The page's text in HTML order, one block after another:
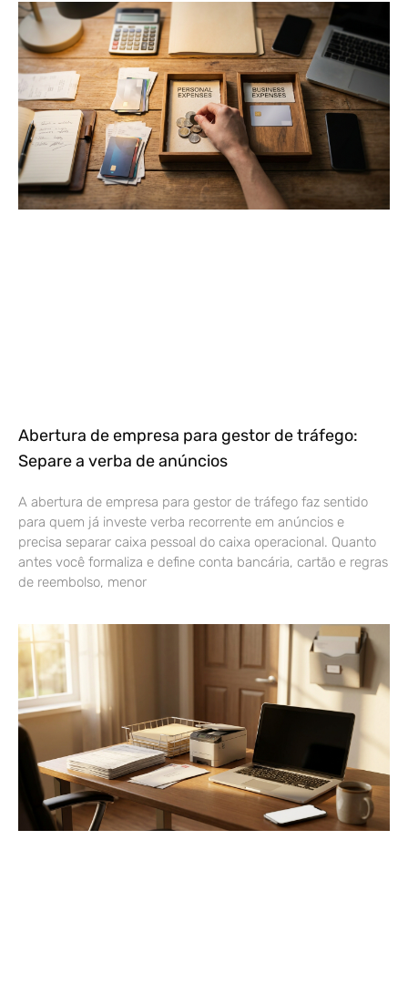
Abertura de empresa para gestor de tráfego:
Separe a verba de anúncios
A abertura de empresa para gestor de tráfego faz sentido
para quem já investe verba recorrente em anúncios e
precisa separar caixa pessoal do caixa operacional. Quanto
antes você formaliza e define conta bancária, cartão e regras
de reembolso, menor